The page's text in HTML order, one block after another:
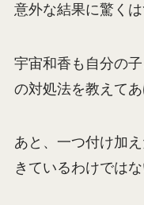
意外な結果に驚くは
宇宙和香も自分の
の対処法を教えてあ
あと、一つ付け加
きているわけでは